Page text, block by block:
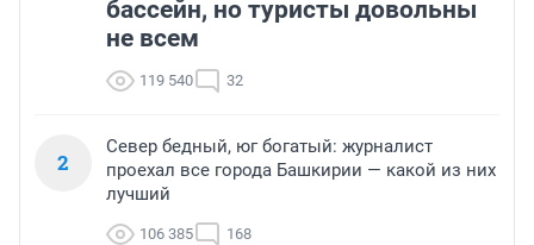
бассейн, но туристы довольны
не всем
119 540 32
2
Север бедный, юг богатый: журналист
проехал все города Башкирии — какой из них
лучший
106 385 168